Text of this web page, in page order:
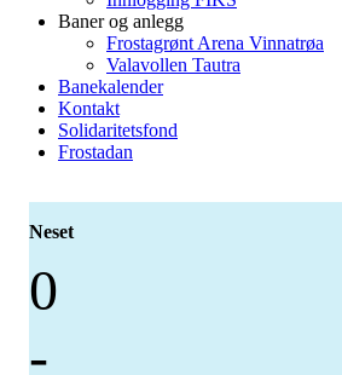
Baner og anlegg
Frostagrønt Arena Vinnatrøa
Valavollen Tautra
Banekalender
Kontakt
Solidaritetsfond
Frostadan
Neset
0
-